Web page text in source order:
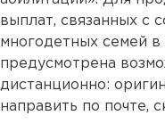
выплат, связанных с
многодетных семей в
предусмотрена
дистанционно:
направить по почте,